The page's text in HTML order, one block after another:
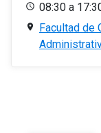
08:30 a
Facultad de